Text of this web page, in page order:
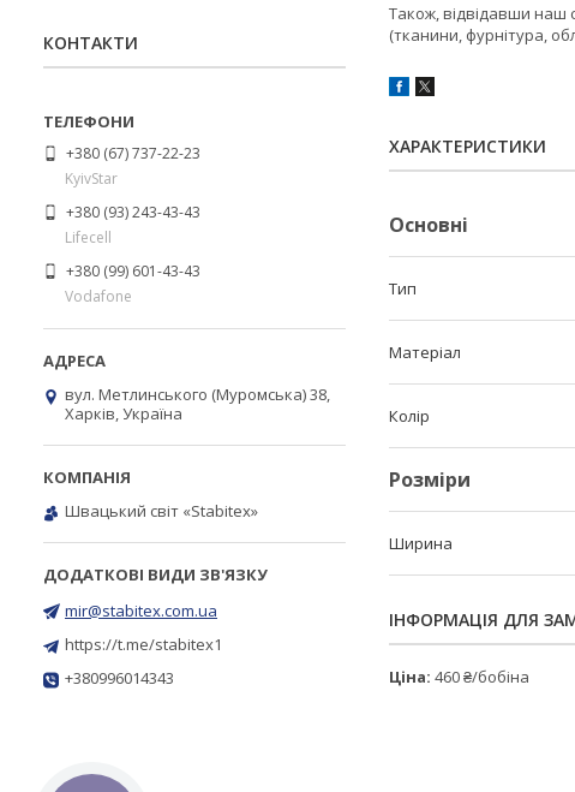
Також, відвідавши наш
(тканини, фурнітура,
ХАРАКТЕРИСТИКИ
Основні
Тип
Матеріал
Колір
Розміри
Ширина
ІНФОРМАЦІЯ ДЛЯ
Ціна: 460 ₴/бобіна
КОНТАКТИ
+380 (67) 737-22-23
KyivStar
+380 (93) 243-43-43
Lifecell
+380 (99) 601-43-43
Vodafone
вул. Метлинського (Муромська) 38,
Харків, Україна
Швацький світ «Stabitex»
mir@stabitex.com.ua
https://t.me/stabitex1
+380996014343